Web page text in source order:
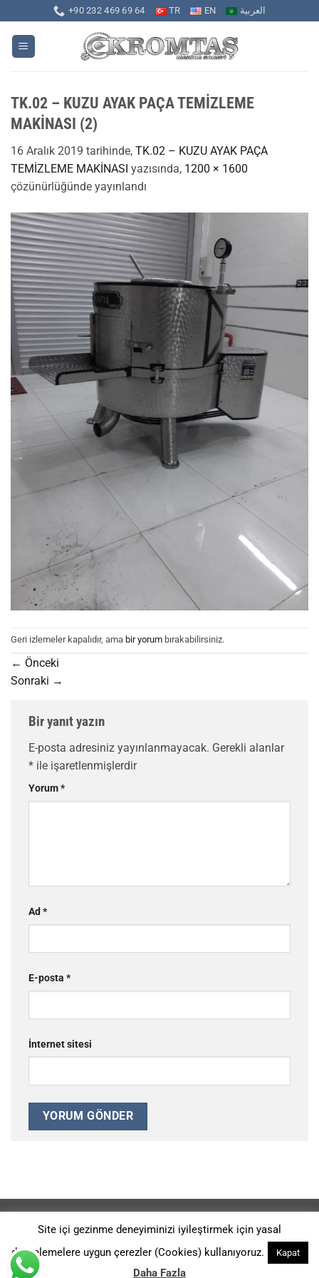
atla
+90 232 469 69 64 TR EN العربية
TK.02 – KUZU AYAK PAÇA TEMİZLEME
MAKİNASI (2)
16 Aralık 2019 tarihinde, TK.02 – KUZU AYAK PAÇA
TEMİZLEME MAKİNASI yazısında, 1200 × 1600
çözünürlüğünde yayınlandı
Geri izlemeler kapalıdır, ama bir yorum bırakabilirsiniz.
← Önceki
Sonraki →
Bir yanıt yazın
E-posta adresiniz yayınlanmayacak. Gerekli alanlar
* ile işaretlenmişlerdir
Yorum*
Ad *
E-posta *
İnternet sitesi
Ürünlerimiz 2014-G-113914 ve 2014-G-126526 Patent Numaraları
İle KORUNMAKTADIR. Copyright 2026 ©Kromtaş Makina Sanayi -
Digital Agency: A Sound Fiction
Site içi gezinme deneyiminizi iyileştirmek için yasal
düzenlemelere uygun çerezler (Cookies) kullanıyoruz.
Kapat
Daha Fazla